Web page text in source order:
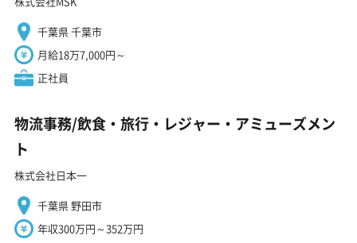
千葉県 千葉市
月給18万7,000円～
正社員
物流事務/飲食・旅行・レジャー・アミューズメン
ト
株式会社日本一
千葉県 野田市
年収300万円～352万円